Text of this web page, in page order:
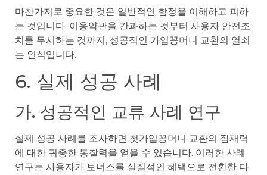
마찬가지로 중요한 것은 일반적인 함정을 이해하고 피하
는 것입니다. 이용약관을 간과하는 것부터 사용자 안전조
치를 무시하는 것까지, 성공적인 가입꽁머니 교환의 열쇠
는 인식입니다.
6. 실제 성공 사례
가. 성공적인 교류 사례 연구
실제 성공 사례를 조사하면 첫가입꽁머니 교환의 잠재력
에 대한 귀중한 통찰력을 얻을 수 있습니다. 이러한 사례
연구는 사용자가 보너스를 실질적인 혜택으로 전환한 다